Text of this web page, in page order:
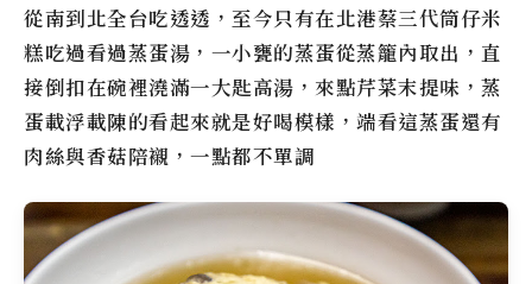
從南到北全台吃透透，至今只有在北港蔡三代筒仔米
糕吃過看過蒸蛋湯，一小甕的蒸蛋從蒸籠內取出，直
接倒扣在碗裡澆滿一大匙高湯，來點芹菜末提味，蒸
蛋載浮載陳的看起來就是好喝模樣，端看這蒸蛋還有
肉絲與香菇陪襯，一點都不單調